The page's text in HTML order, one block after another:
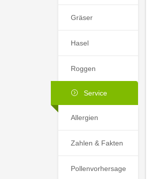
Gräser
Hasel
Roggen
Service
Allergien
Zahlen & Fakten
Pollenvorhersage